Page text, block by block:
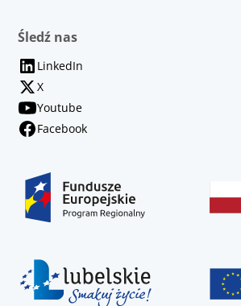
Śledź nas
LinkedIn
X
Youtube
Facebook